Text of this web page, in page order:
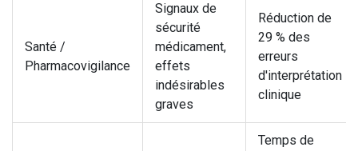
Santé /
Pharmacovigilance
Signaux de
sécurité
médicament,
effets
indésirables
graves
Réduction de
29 % des
erreurs
d'interprétation
clinique
Temps de